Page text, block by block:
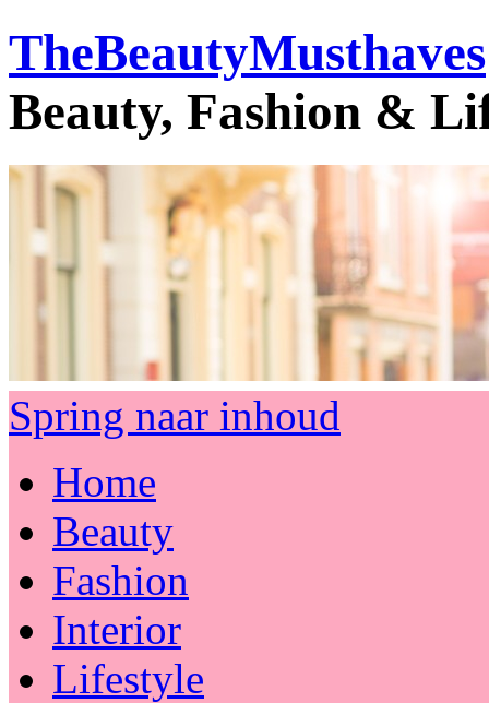
TheBeautyMusthaves
Beauty, Fashion &
Spring naar inhoud
Home
Beauty
Fashion
Interior
Lifestyle